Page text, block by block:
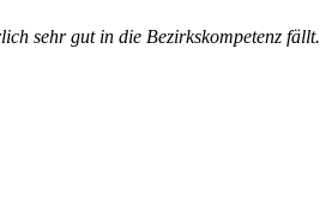
sehr gut in die Bezirkskompetenz fällt.